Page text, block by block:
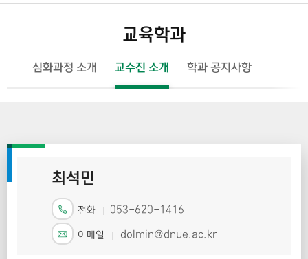
교육학과
심화과정 소개 교수진 소개 학과 공지사항
최석민
전화
053-620-1416
이메일
dolmin@dnue.ac.kr